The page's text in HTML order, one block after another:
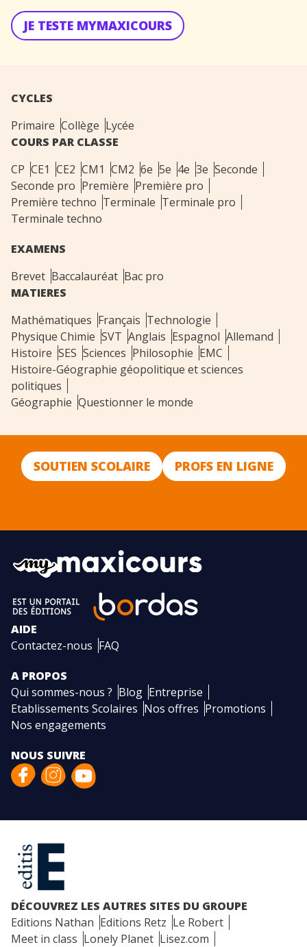
JE TESTE MYMAXICOURS
CYCLES
Primaire Collège Lycée
COURS PAR CLASSE
CP CE1 CE2 CM1 CM2 6e 5e 4e 3e Seconde
Seconde pro Première Première pro
Première techno Terminale Terminale pro
Terminale techno
EXAMENS
Brevet Baccalauréat Bac pro
MATIERES
Mathématiques Français Technologie
Physique Chimie SVT Anglais Espagnol Allemand
Histoire SES Sciences Philosophie EMC
Histoire-Géographie géopolitique et sciences
politiques
Géographie Questionner le monde
SOUTIEN SCOLAIRE PROFS EN LIGNE
AIDE
Contactez-nous FAQ
A PROPOS
Qui sommes-nous ? Blog Entreprise
Etablissements Scolaires Nos offres Promotions
Nos engagements
NOUS SUIVRE
DÉCOUVREZ LES AUTRES SITES DU GROUPE
Editions Nathan Editions Retz Le Robert
Meet in class Lonely Planet Lisez.com